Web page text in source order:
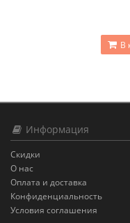
В
Информация
Скидки
О нас
Оплата и доставка
Конфиденциальность
Условия соглашения